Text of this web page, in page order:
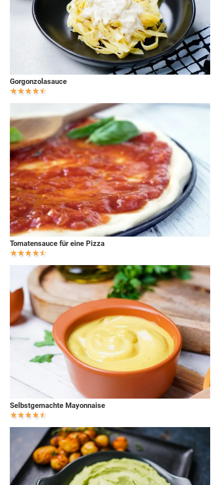
Gorgonzolasauce
Tomatensauce für eine Pizza
Selbstgemachte Mayonnaise